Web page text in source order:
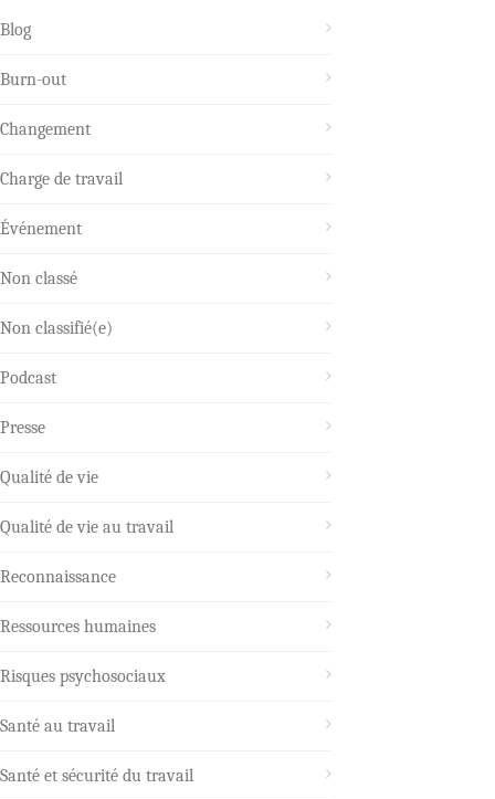
Blog
Burn-out
Changement
Charge de travail
Événement
Non classé
Non classifié(e)
Podcast
Presse
Qualité de vie
Qualité de vie au travail
Reconnaissance
Ressources humaines
Risques psychosociaux
Santé au travail
Santé et sécurité du travail